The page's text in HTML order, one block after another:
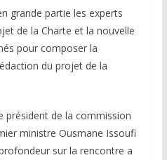
grande partie les experts
de la Charte et la nouvelle
pour composer la
du projet de la
président de la commission
ministre Ousmane Issoufi
sur la rencontre a